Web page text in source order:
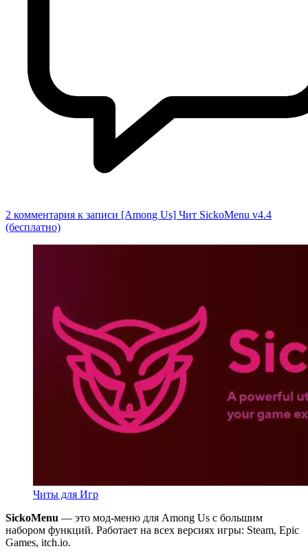
2 комментария к записи [Among Us] Чит SickoMenu v4.4
(бесплатно)
Читы для Игр
SickoMenu — это мод-меню для Among Us с большим
набором функций. Работает на всех версиях игры: Steam, Epic
Games, itch.io.